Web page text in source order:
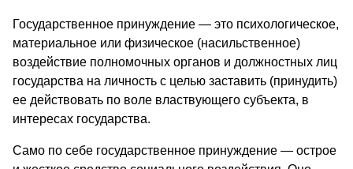
Государственное принуждение — это психологическое,
материальное или физическое (насильственное)
воздействие полномочных органов и должностных лиц
государства на личность с целью заставить (принудить)
ее действовать по воле властвующего субъекта, в
интересах государства.
Само по себе государственное принуждение — острое